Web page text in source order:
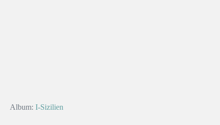
Album: I-Sizilien